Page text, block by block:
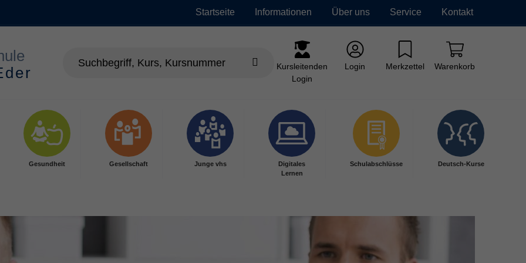
Startseite Informationen Über uns Service Kontakt
Kursleitenden
Login
Login Merkzettel Warenkorb
Gesundheit Gesellschaft Junge vhs
Digitales
Lernen
Schulabschlüsse Deutsch-Kurse